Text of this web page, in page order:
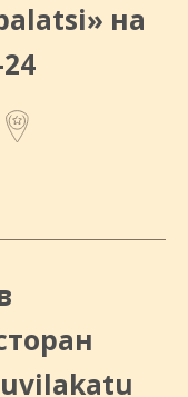
на